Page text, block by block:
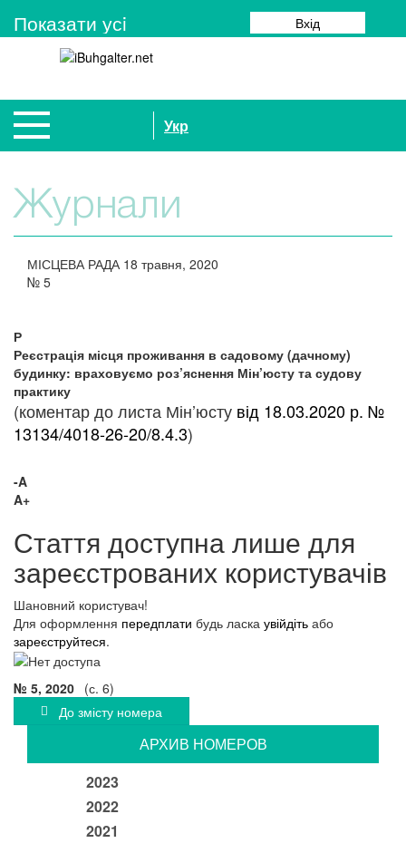
Показати усi Вхід
Укр
Журнали
МІСЦЕВА РАДА 18 травня, 2020
№ 5
Р
Реєстрація місця проживання в садовому (дачному)
будинку: враховуємо роз’яснення Мін’юсту та судову
практику
(коментар до листа Мін’юсту від 18.03.2020 р. №
13134/4018-26-20/8.4.3)
-A
A+
Стаття доступна лише для
зареєстрованих користувачів
Шановний користувач!
Для оформлення передплати будь ласка увійдіть або
зареєструйтеся.
№ 5, 2020 (с. 6)
До змісту номера
АРХИВ НОМЕРОВ
2023
2022
2021